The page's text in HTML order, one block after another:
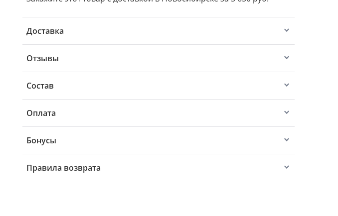
Доставка
Отзывы
Состав
Оплата
Бонусы
Правила возврата